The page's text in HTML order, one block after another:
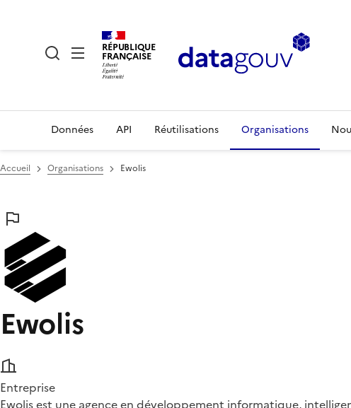
RÉPUBLIQUE
FRANÇAISE
Données API Réutilisations Organisations
Accueil Organisations Ewolis
Ewolis
Entreprise
Ewolis est une agence en développement informatique,